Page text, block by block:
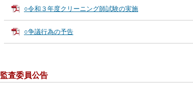
○令和３年度クリーニング師試験の実施
○争議行為の予告
監査委員公告